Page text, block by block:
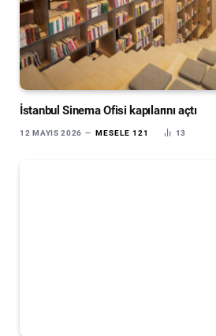
İstanbul Sinema Ofisi kapılarını açtı
12 MAYIS 2026 MESELE 121 13